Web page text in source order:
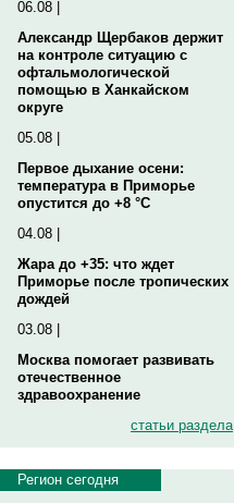
06.08 |
Александр Щербаков держит
на контроле ситуацию с
офтальмологической
помощью в Ханкайском
округе
05.08 |
Первое дыхание осени:
температура в Приморье
опустится до +8 °C
04.08 |
Жара до +35: что ждет
Приморье после тропических
дождей
03.08 |
Москва помогает развивать
отечественное
здравоохранение
статьи раздела
Регион сегодня